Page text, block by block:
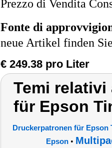
Prezzo di Vendita
Fonte di
neue Artikel finden
€ 249.38 pro Liter
Temi
für Epson
Druckerpatronen für
Epson •